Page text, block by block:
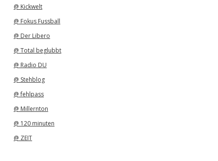
@ Kickwelt
@ Fokus Fussball
@ Der Libero
@ Total beglubbt
@ Radio DU
@ Stehblog
@ fehlpass
@ Millernton
@ 120 minuten
@ ZEIT